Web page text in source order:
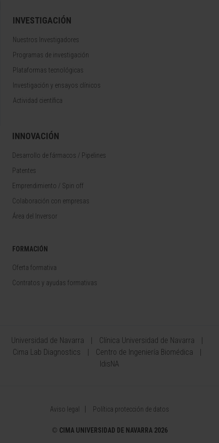
INVESTIGACIÓN
Nuestros Investigadores
Programas de investigación
Plataformas tecnológicas
Investigación y ensayos clínicos
Actividad científica
INNOVACIÓN
Desarrollo de fármacos / Pipelines
Patentes
Emprendimiento / Spin off
Colaboración con empresas
Área del Inversor
FORMACIÓN
Oferta formativa
Contratos y ayudas formativas
Universidad de Navarra
Clínica Universidad de Navarra
Cima Lab Diagnostics
Centro de Ingeniería Biomédica
IdisNA
Aviso legal Política protección de datos
© CIMA UNIVERSIDAD DE NAVARRA 2026